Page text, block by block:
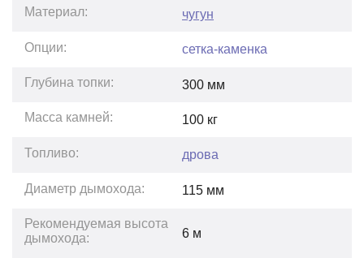
Материал: чугун
Опции: сетка-каменка
Глубина топки: 300 мм
Масса камней: 100 кг
Топливо: дрова
Диаметр дымохода: 115 мм
Рекомендуемая высота
дымохода:
6 м